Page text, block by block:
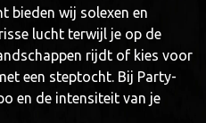
bieden wij solexen en
lucht terwijl je op de
rijdt of kies voor
een steptocht. Bij Party-
en de intensiteit van je